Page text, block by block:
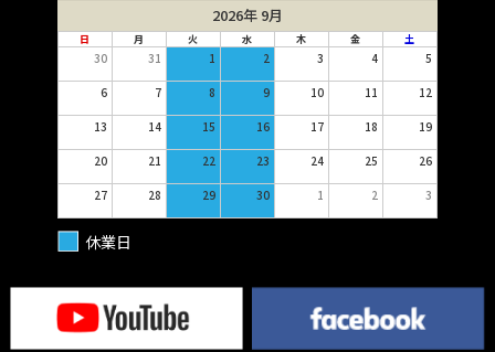
2026年 9月
日 月 火 水 木 金 土
30 31 1 2 3 4 5
6 7 8 9 10 11 12
13 14 15 16 17 18 19
20 21 22 23 24 25 26
27 28 29 30 1 2 3
休業日